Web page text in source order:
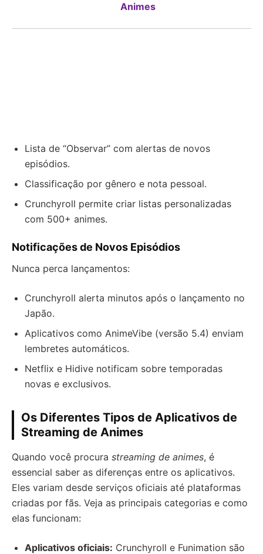
Animes
Lista de “Observar” com alertas de novos
episódios.
Classificação por gênero e nota pessoal.
Crunchyroll permite criar listas personalizadas
com 500+ animes.
Notificações de Novos Episódios
Nunca perca lançamentos:
Crunchyroll alerta minutos após o lançamento no
Japão.
Aplicativos como AnimeVibe (versão 5.4) enviam
lembretes automáticos.
Netflix e Hidive notificam sobre temporadas
novas e exclusivos.
Os Diferentes Tipos de Aplicativos de
Streaming de Animes
Quando você procura streaming de animes, é
essencial saber as diferenças entre os aplicativos.
Eles variam desde serviços oficiais até plataformas
criadas por fãs. Veja as principais categorias e como
elas funcionam:
Aplicativos oficiais: Crunchyroll e Funimation são